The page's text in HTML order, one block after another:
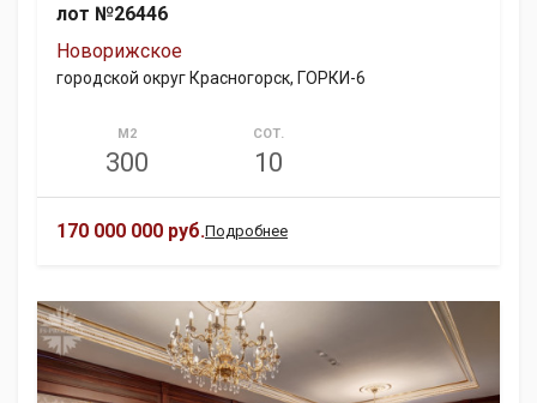
лот №26446
Новорижское
городской округ Красногорск, ГОРКИ-6
М2
300
СОТ.
10
170 000 000 руб.Подробнее